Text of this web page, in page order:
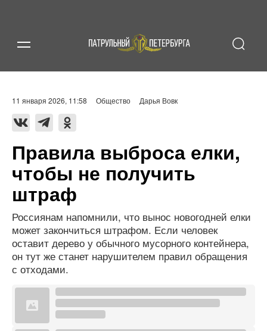
11 января 2026, 11:58 Общество Дарья Вовк
Правила выброса елки,
чтобы не получить
штраф
Россиянам напомнили, что вынос новогодней елки
может закончиться штрафом. Если человек
оставит дерево у обычного мусорного контейнера,
он тут же станет нарушителем правил обращения
с отходами.